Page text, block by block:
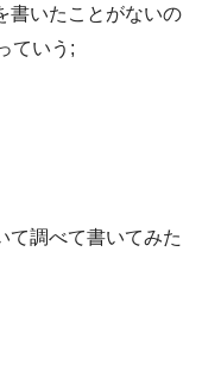
書いたことがないの
ていう;
て調べて書いてみた